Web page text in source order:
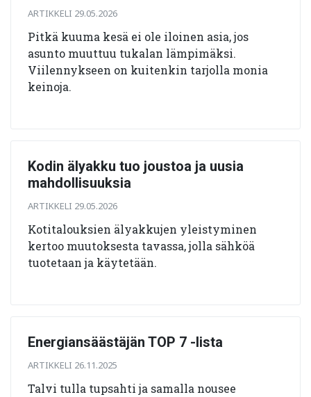
ARTIKKELI 29.05.2026
Pitkä kuuma kesä ei ole iloinen asia, jos
asunto muuttuu tukalan lämpimäksi.
Viilennykseen on kuitenkin tarjolla monia
keinoja.
Kodin älyakku tuo joustoa ja uusia
mahdollisuuksia
ARTIKKELI 29.05.2026
Kotitalouksien älyakkujen yleistyminen
kertoo muutoksesta tavassa, jolla sähköä
tuotetaan ja käytetään.
Energiansäästäjän TOP 7 -lista
ARTIKKELI 26.11.2025
Talvi tulla tupsahti ja samalla nousee